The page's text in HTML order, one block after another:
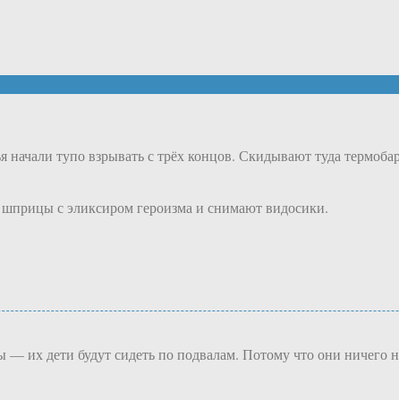
тупо взрывать с трёх концов. Скидывают туда
с эликсиром героизма и снимают видосики.
их дети будут сидеть по подвалам. Потому что они ничего